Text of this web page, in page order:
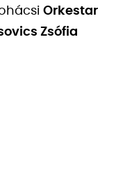
Orkestar
Zsófia